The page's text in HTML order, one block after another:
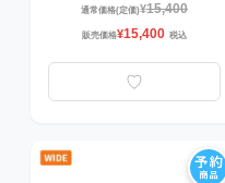
レディス ランニングシューズ
ILLUMINATE YELLOW/PURE
SILVER
通常価格(定価)¥15,400
販売価格¥15,400 税込